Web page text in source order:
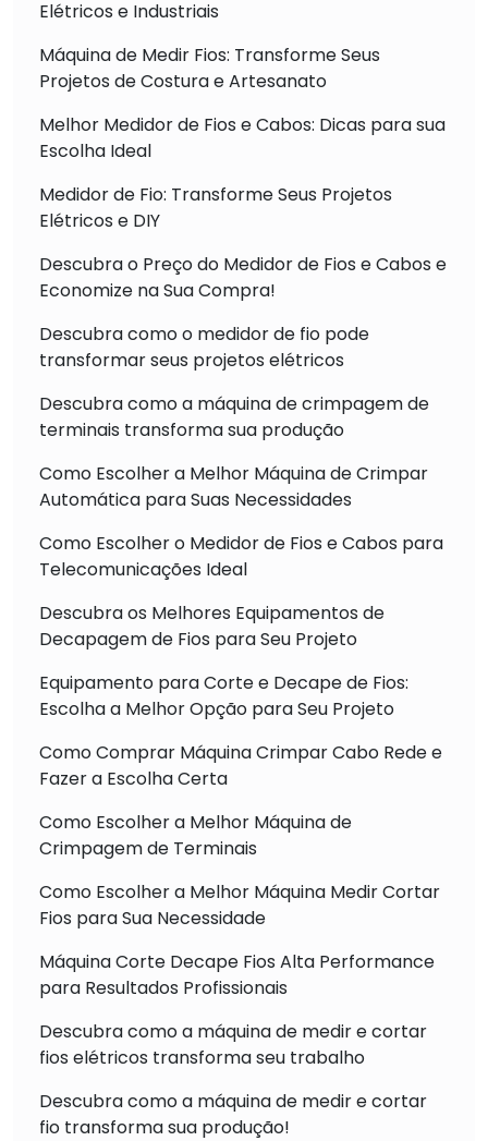
Elétricos e Industriais
Máquina de Medir Fios: Transforme Seus
Projetos de Costura e Artesanato
Melhor Medidor de Fios e Cabos: Dicas para sua
Escolha Ideal
Medidor de Fio: Transforme Seus Projetos
Elétricos e DIY
Descubra o Preço do Medidor de Fios e Cabos e
Economize na Sua Compra!
Descubra como o medidor de fio pode
transformar seus projetos elétricos
Descubra como a máquina de crimpagem de
terminais transforma sua produção
Como Escolher a Melhor Máquina de Crimpar
Automática para Suas Necessidades
Como Escolher o Medidor de Fios e Cabos para
Telecomunicações Ideal
Descubra os Melhores Equipamentos de
Decapagem de Fios para Seu Projeto
Equipamento para Corte e Decape de Fios:
Escolha a Melhor Opção para Seu Projeto
Como Comprar Máquina Crimpar Cabo Rede e
Fazer a Escolha Certa
Como Escolher a Melhor Máquina de
Crimpagem de Terminais
Como Escolher a Melhor Máquina Medir Cortar
Fios para Sua Necessidade
Máquina Corte Decape Fios Alta Performance
para Resultados Profissionais
Descubra como a máquina de medir e cortar
fios elétricos transforma seu trabalho
Descubra como a máquina de medir e cortar
fio transforma sua produção!